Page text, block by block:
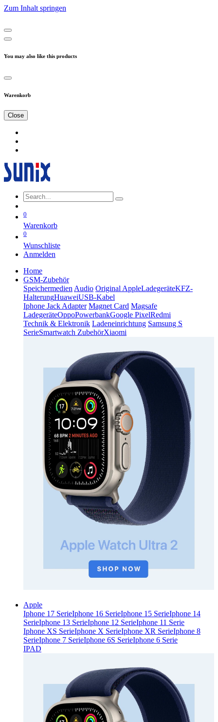
Zum Inhalt springen
You may also like this products
Warenkorb
Close
0
Warenkorb
0
Wunschliste
Anmelden
Home
GSM-Zubehör
Speichermedien Audio Original AppleLadegeräteKFZ-
HalterungHuaweiUSB-Kabel
Iphone Jack Adapter Magnet Card Magsafe
LadegeräteOppoPowerbankGoogle PixelRedmi
Technik & Elektronik Ladeneinrichtung Samsung S
SerieSmartwatch ZubehörXiaomi
Apple
Iphone 17 SerieIphone 16 SerieIphone 15 SerieIphone 14
SerieIphone 13 SerieIphone 12 SerieIphone 11 Serie
Iphone XS SerieIphone X SerieIphone XR SerieIphone 8
SerieIphone 7 SerieIphone 6S SerieIphone 6 Serie
IPAD